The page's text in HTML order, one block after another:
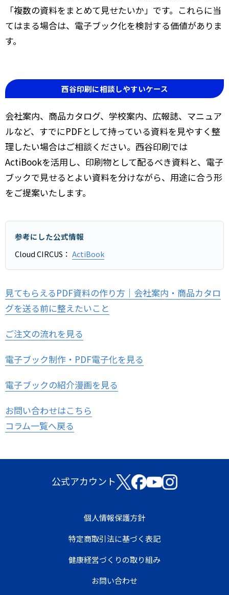
「複数の資料をまとめて見せたいか」です。これらに当
てはまる場合は、電子ブック化を検討する価値がありま
す。
西谷印刷に相談しやすいケース
会社案内、商品カタログ、学校案内、広報誌、マニュア
ルなど、すでにPDFとして持っている資料を見やすく整
理したい場合はご相談ください。西谷印刷では
ActiBookを活用し、印刷物として配るべき資料と、電子
ブックで見せるとよい資料を分けながら、用途に合う形
をご提案いたします。
参考にした公式情報
Cloud CIRCUS： ActiBook
見てもらえるPDF資料の作り方｜会社案内・商品カタロ
グを送る前に整えたいこと
ご注文の流れを見る
電子ブック制作・PDF電子化を見る
電子ブックの紹介漫画を見る
お問い合わせはこちら
コラム一覧へ戻る
公式アカウント
個人情報保護方針
特定商取引法に基づく表記
健康経営づくりの取り組み
お問い合わせ